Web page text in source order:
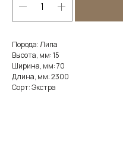
Порода: Липа
Высота, мм: 15
Ширина, мм: 70
Длина, мм: 2300
Сорт: Экстра